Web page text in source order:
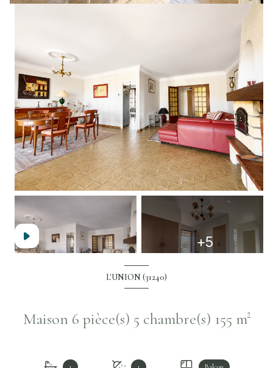
+5
L'UNION (31240)
Maison 6 pièce(s) 5 chambre(s) 155 m²